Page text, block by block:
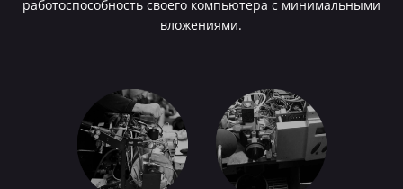
работоспособность своего компьютера с минимальными
вложениями.